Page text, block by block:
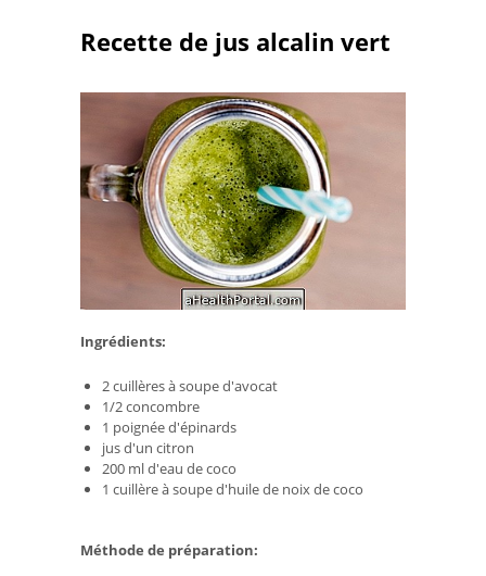
Recette de jus alcalin vert
Ingrédients:
2 cuillères à soupe d'avocat
1/2 concombre
1 poignée d'épinards
jus d'un citron
200 ml d'eau de coco
1 cuillère à soupe d'huile de noix de coco
Méthode de préparation: